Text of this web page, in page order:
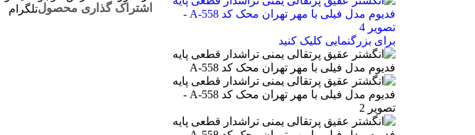
برای بزرگنمایی کلیک کنید
اشتراک گذاری محصولتلگرام